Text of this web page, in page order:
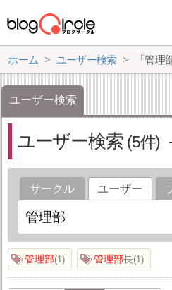
ホーム ユーザー検索 「管理
ユーザー検索
ユーザー検索 5
サークル ユーザー
管理部 1 管理部長 1